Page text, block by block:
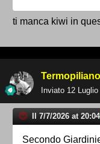
ti manca kiwi in
Termopiliano
Inviato 12 Luglio
Il 7/7/2026 at
Secondo